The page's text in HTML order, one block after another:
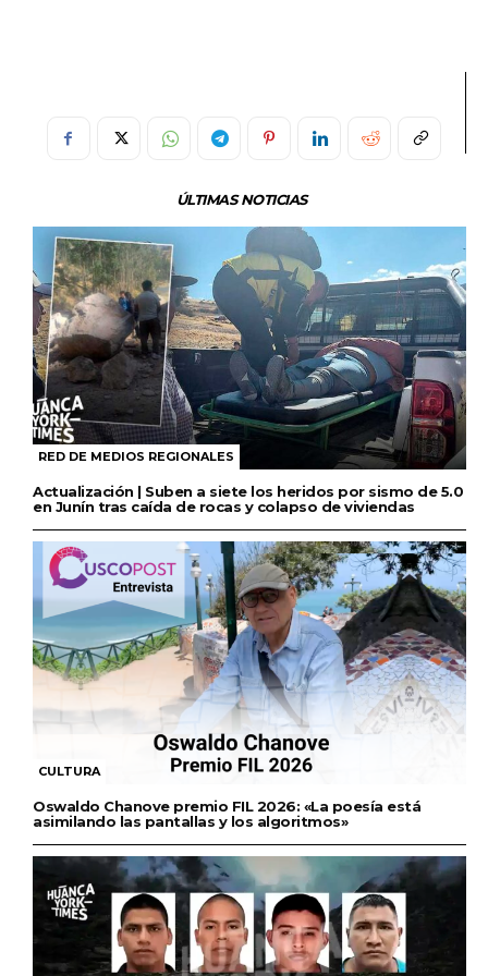
ÚLTIMAS NOTICIAS
RED DE MEDIOS REGIONALES
Actualización | Suben a siete los heridos por sismo de 5.0
en Junín tras caída de rocas y colapso de viviendas
CULTURA
Oswaldo Chanove premio FIL 2026: «La poesía está
asimilando las pantallas y los algoritmos»